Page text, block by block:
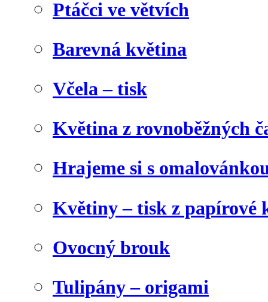
Ptáčci ve větvích
Barevná květina
Včela – tisk
Květina z rovnoběžných
Hrajeme si s
Květiny – tisk z papírové
Ovocný brouk
Tulipány – origami